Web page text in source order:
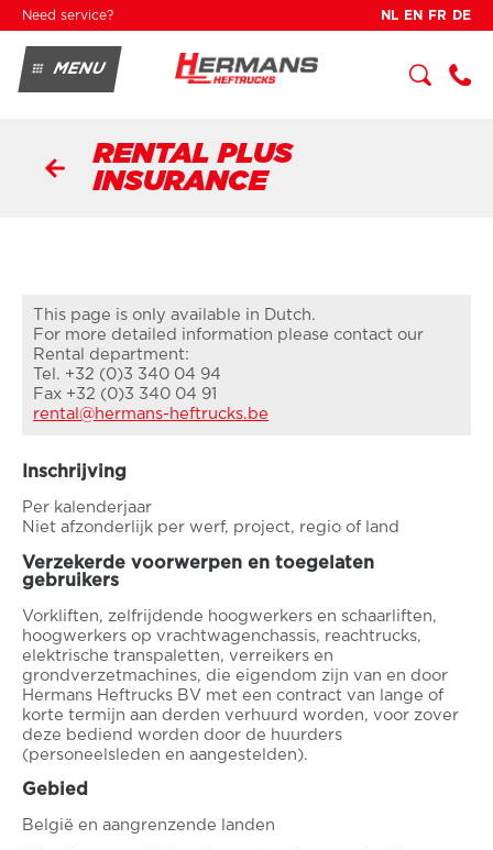
Skip to main content
Need service? NL EN FR DE
MENU
RENTAL PLUS
INSURANCE
This page is only available in Dutch.
For more detailed information please contact our
Rental department:
Tel. +32 (0)3 340 04 94
Fax +32 (0)3 340 04 91
rental@hermans-heftrucks.be
Inschrijving
Per kalenderjaar
Niet afzonderlijk per werf, project, regio of land
Verzekerde voorwerpen en toegelaten
gebruikers
Vorkliften, zelfrijdende hoogwerkers en schaarliften,
hoogwerkers op vrachtwagenchassis, reachtrucks,
elektrische transpaletten, verreikers en
grondverzetmachines, die eigendom zijn van en door
Hermans Heftrucks BV met een contract van lange of
korte termijn aan derden verhuurd worden, voor zover
deze bediend worden door de huurders
(personeelsleden en aangestelden).
Gebied
België en aangrenzende landen